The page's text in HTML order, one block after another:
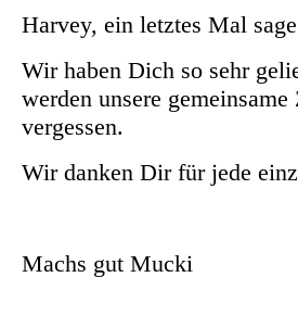
Harvey, ein letztes Mal
Wir haben Dich so sehr
werden unsere
vergessen.
Wir danken Dir für jede
Machs gut Mucki